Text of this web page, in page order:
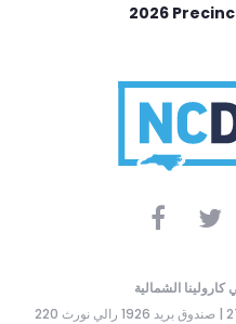
2026
الشمالية
220 شارع هيلزبره رالي، نورث كارولينا 27603 | صندوق بريد 1926 رالي نورث